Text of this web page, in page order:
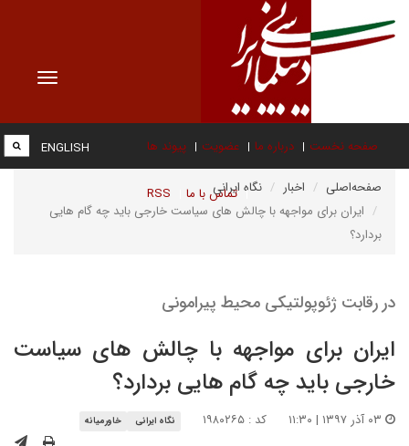
Toggle
صفحه نخست درباره ما عضویت پیوند ها
تماس با ما RSS
ENGLISH
صفحه‌اصلی اخبار
نگاه ایرانی
ایران برای مواجهه با چالش های سیاست خارجی باید چه گام هایی
بردارد؟
در رقابت ژئوپولتیکی محیط پیرامونی
ایران برای مواجهه با چالش های سیاست
خارجی باید چه گام هایی بردارد؟
کد : ۱۹۸۰۲۶۵ نگاه ایرانی خاورمیانه